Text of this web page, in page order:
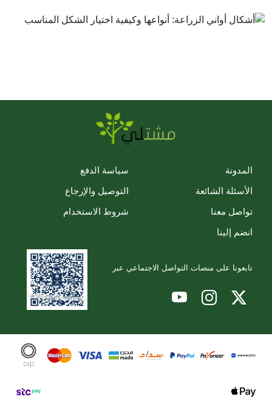
المدونة
الأسئلة الشائعة
تواصل معنا
انضم إلينا
سياسة الدفع
التوصيل والإرجاع
شروط الاستخدام
تابعونا على منصات التواصل الاجتماعي عبر